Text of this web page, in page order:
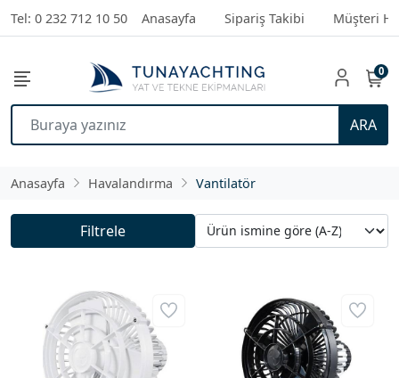
Tel: 0 232 712 10 50 Anasayfa Sipariş Takibi Müşteri
ARA
0
Anasayfa Havalandırma Vantilatör
Filtrele